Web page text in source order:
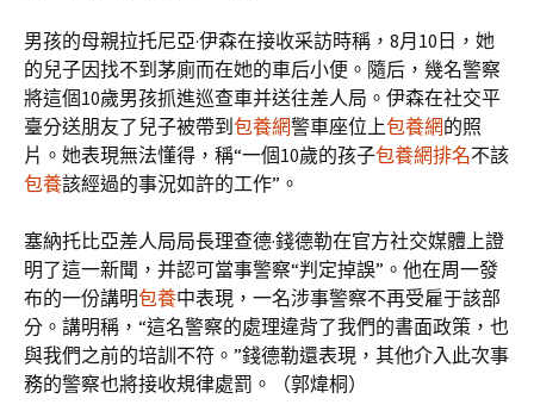
男孩的母親拉托尼亞·伊森在接收采訪時稱，8月10日，她
的兒子因找不到茅廁而在她的車后小便。隨后，幾名警察
將這個10歲男孩抓進巡查車并送往差人局。伊森在社交平
臺分送朋友了兒子被帶到 包養網警車座位上包養網的照
片。她表現無法懂得，稱“一個10歲的孩子包養網排名不該
包養該經過的事況如許的工作”。
塞納托比亞差人局局長理查德·錢德勒在官方社交媒體上證
明了這一新聞，并認可當事警察“判定掉誤”。他在周一發
布的一份講明包養中表現，一名涉事警察不再受雇于該部
分。講明稱，“這名警察的處理違背了我們的書面政策，也
與我們之前的培訓不符。”錢德勒還表現，其他介入此次事
務的警察也將接收規律處罰。（郭煒桐）